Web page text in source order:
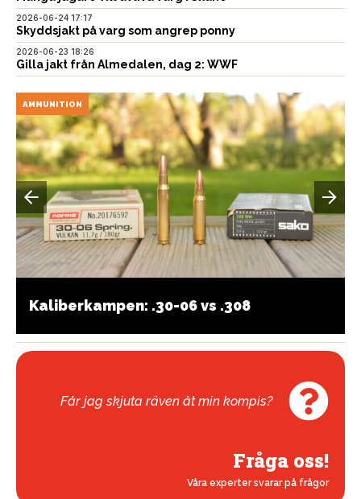
2026-06-24 17:17
Skyddsjakt på varg som angrep ponny
2026-06-23 18:26
Gilla jakt från Almedalen, dag 2: WWF
AMMUNITION
Kaliberkampen: .30-06 vs .308
Får jag skjuta räven åt min kompis?
Fråga oss!
Våra experter svarar på frågor